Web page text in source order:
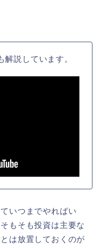
解説しています。
いつまでやればい
もそも投資は主要な
は放置しておくのが